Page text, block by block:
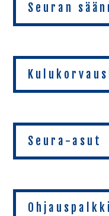
Seuran
Seura-asut